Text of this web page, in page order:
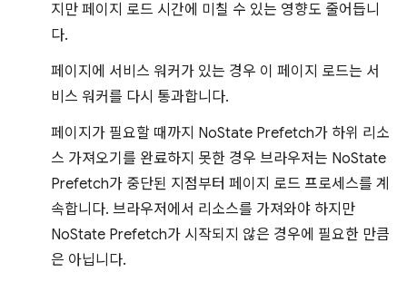
지만 페이지 로드 시간에 미칠 수 있는 영향도 줄어듭니
다.
페이지에 서비스 워커가 있는 경우 이 페이지 로드는 서
비스 워커를 다시 통과합니다.
페이지가 필요할 때까지 NoState Prefetch가 하위 리소
스 가져오기를 완료하지 못한 경우 브라우저는 NoState
Prefetch가 중단된 지점부터 페이지 로드 프로세스를 계
속합니다. 브라우저에서 리소스를 가져와야 하지만
NoState Prefetch가 시작되지 않은 경우에 필요한 만큼
은 아닙니다.